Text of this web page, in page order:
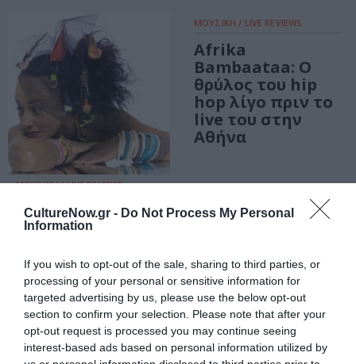
CultureNow.gr - Do Not Process My Personal
Information
If you wish to opt-out of the sale, sharing to third parties, or
processing of your personal or sensitive information for
targeted advertising by us, please use the below opt-out
section to confirm your selection. Please note that after your
opt-out request is processed you may continue seeing
interest-based ads based on personal information utilized by
ΜΟΥΣΙΚΗ / LIVE REVIEWS
Το CultureNow
πήγε Maria João
ΜΟΥΣΙΚΗ / LIVE REVIEWS
Afrika
Bambaataa: O
θρύλος του hip
hop λίγο πριν το
live του στην
Αθήνα
ΜΟΥΣΙΚΗ / LIVE REVIEWS
Το culturenow.gr
πήγε στη
Φωτεινή Δάρρα
ΜΟΥΣΙΚΗ / LIVE REVIEWS
Bebe live: ένα
μωσαϊκό
συναισθημάτων
και μουσικής με